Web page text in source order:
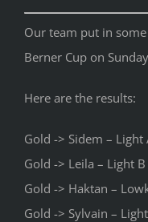
Our team put in
Berner Cup on
Here are the results:
Gold -> Sidem – Light
Gold -> Leila – Light
Gold -> Haktan –
Gold -> Sylvain –